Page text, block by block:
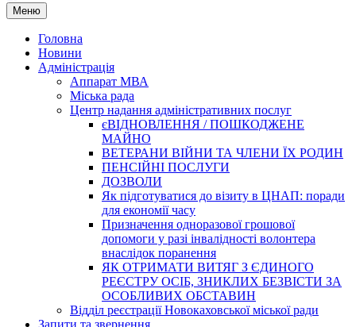
Меню Skip
to
content
Головна
Новини
Адміністрація
Аппарат МВА
Міська рада
Центр надання адміністративних послуг
єВІДНОВЛЕННЯ / ПОШКОДЖЕНЕ
МАЙНО
ВЕТЕРАНИ ВІЙНИ ТА ЧЛЕНИ ЇХ РОДИН
ПЕНСІЙНІ ПОСЛУГИ
ДОЗВОЛИ
Як підготуватися до візиту в ЦНАП: поради
для економії часу
Призначення одноразової грошової
допомоги у разі інвалідності волонтера
внаслідок поранення
ЯК ОТРИМАТИ ВИТЯГ З ЄДИНОГО
РЕЄСТРУ ОСІБ, ЗНИКЛИХ БЕЗВІСТИ ЗА
ОСОБЛИВИХ ОБСТАВИН
Відділ реєстрації Новокаховської міської ради
Запити та звернення